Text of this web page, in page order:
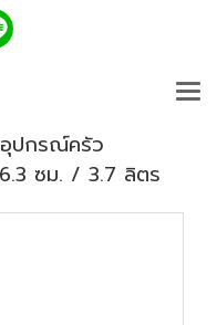
อุปกรณ์ครัว
ซม. / 3.7 ลิตร